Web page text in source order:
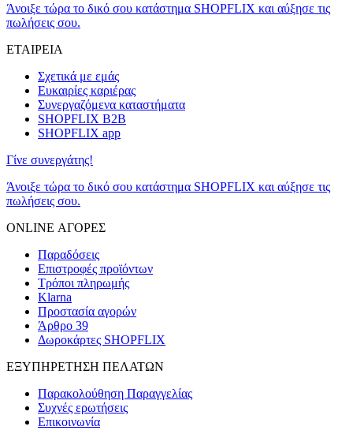
Άνοιξε τώρα το δικό σου κατάστημα SHOPFLIX και αύξησε τις
πωλήσεις σου.
ΕΤΑΙΡΕΙΑ
Σχετικά με εμάς
Ευκαιρίες καριέρας
Συνεργαζόμενα καταστήματα
SHOPFLIX B2B
SHOPFLIX app
Γίνε συνεργάτης!
Άνοιξε τώρα το δικό σου κατάστημα SHOPFLIX και αύξησε τις
πωλήσεις σου.
ONLINE ΑΓΟΡΕΣ
Παραδόσεις
Επιστροφές προϊόντων
Τρόποι πληρωμής
Klarna
Προστασία αγορών
Άρθρο 39
Δωροκάρτες SHOPFLIX
ΕΞΥΠΗΡΕΤΗΣΗ ΠΕΛΑΤΩΝ
Παρακολούθηση Παραγγελίας
Συχνές ερωτήσεις
Επικοινωνία